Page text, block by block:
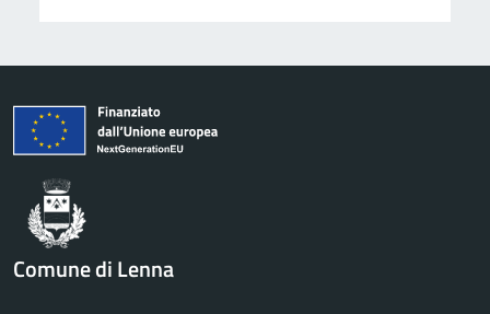
Comune di Lenna